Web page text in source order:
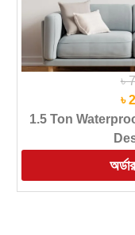
৳
৳
1.5 Ton